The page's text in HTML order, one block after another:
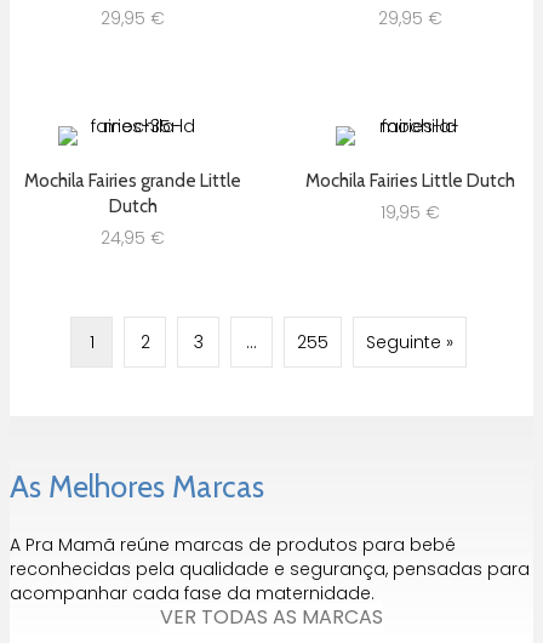
29,95 € 29,95 €
Mochila Fairies grande Little
Dutch
24,95 €
Mochila Fairies Little Dutch
19,95 €
1 2 3 … 255 Seguinte »
As Melhores Marcas
A Pra Mamã reúne marcas de produtos para bebé
reconhecidas pela qualidade e segurança, pensadas para
acompanhar cada fase da maternidade.
VER TODAS AS MARCAS